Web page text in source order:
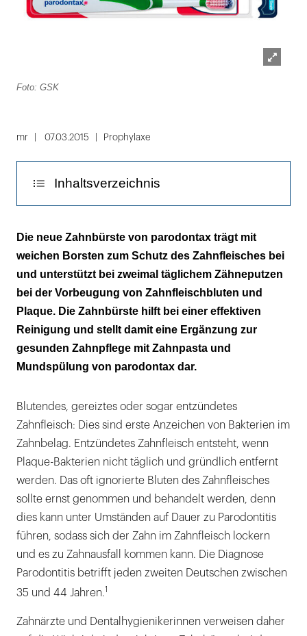
Foto: GSK
mr 07.03.2015 Prophylaxe
Inhaltsverzeichnis
Schonende Mundpflege mit weichen
Borsten
Die neue Zahnbürste von parodontax trägt mit
weichen Borsten zum Schutz des Zahnfleisches bei
und unterstützt bei zweimal täglichem Zähneputzen
bei der Vorbeugung von Zahnfleischbluten und
Plaque. Die Zahnbürste hilft bei einer effektiven
Reinigung und stellt damit eine Ergänzung zur
gesunden Zahnpflege mit Zahnpasta und
Mundspülung von parodontax dar.
Blutendes, gereiztes oder sogar entzündetes
Zahnfleisch: Dies sind erste Anzeichen von Bakterien im
Zahnbelag. Entzündetes Zahnfleisch entsteht, wenn
Plaque-Bakterien nicht täglich und gründlich entfernt
werden. Das oft ignorierte Bluten des Zahnfleisches
sollte ernst genommen und behandelt werden, denn
dies kann unter Umständen auf Dauer zu Parodontitis
führen, sodass sich der Zahn im Zahnfleisch lockern
und es zu Zahnausfall kommen kann. Die Diagnose
Parodontitis betrifft jeden zweiten Deutschen zwischen
35 und 44 Jahren.1
Zahnärzte und Dentalhygienikerinnen verweisen daher